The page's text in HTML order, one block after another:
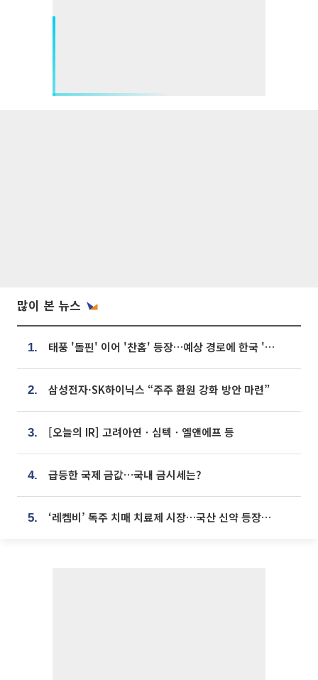
많이 본 뉴스
1. 태풍 '돌핀' 이어 '찬홈' 등장…예상 경로에 한국 '한숨'
2. 삼성전자·SK하이닉스 “주주 환원 강화 방안 마련”
3. [오늘의 IR] 고려아연ㆍ심텍ㆍ엘앤에프 등
4. 급등한 국제 금값…국내 금시세는?
5. ‘레켐비’ 독주 치매 치료제 시장…국산 신약 등장하나